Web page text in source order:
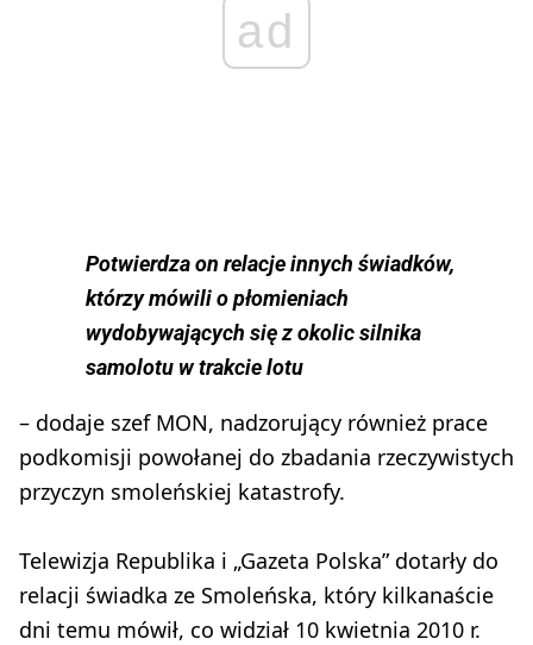
ad
Potwierdza on relacje innych świadków,
którzy mówili o płomieniach
wydobywających się z okolic silnika
samolotu w trakcie lotu
– dodaje szef MON, nadzorujący również prace
podkomisji powołanej do zbadania rzeczywistych
przyczyn smoleńskiej katastrofy.
Telewizja Republika i „Gazeta Polska” dotarły do
relacji świadka ze Smoleńska, który kilkanaście
dni temu mówił, co widział 10 kwietnia 2010 r.